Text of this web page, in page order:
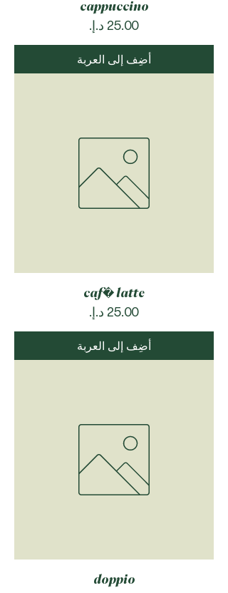
cappuccino
السعر
أضِف إلى العربة
caf� latte
السعر
أضِف إلى العربة
doppio